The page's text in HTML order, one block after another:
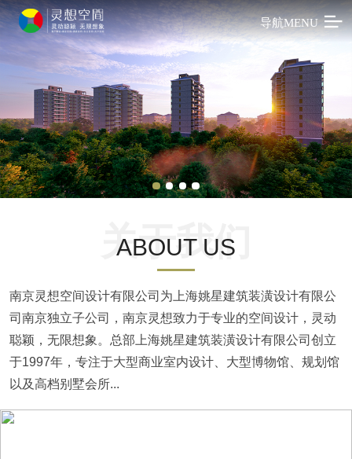
导航MENU 
关于我们
ABOUT US
南京灵想空间设计有限公司为上海姚星建筑装潢设计有限公
司南京独立子公司，南京灵想致力于专业的空间设计，灵动
聪颖，无限想象。总部上海姚星建筑装潢设计有限公司创立
于1997年，专注于大型商业室内设计、大型博物馆、规划馆
以及高档别墅会所...